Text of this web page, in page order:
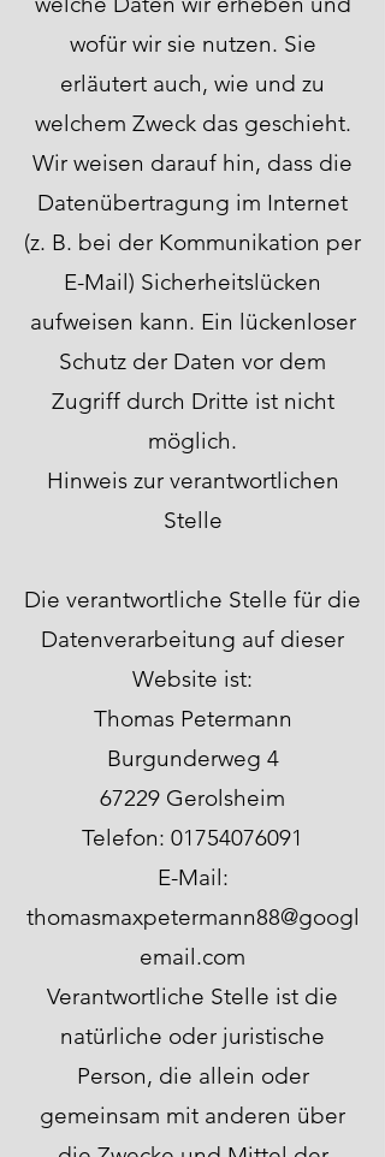
wofür wir sie nutzen. Sie
erläutert auch, wie und zu
welchem Zweck das geschieht.
Wir weisen darauf hin, dass die
Datenübertragung im Internet
(z. B. bei der Kommunikation per
E-Mail) Sicherheitslücken
aufweisen kann. Ein lückenloser
Schutz der Daten vor dem
Zugriff durch Dritte ist nicht
möglich.
Hinweis zur verantwortlichen
Stelle
Die verantwortliche Stelle für die
Datenverarbeitung auf dieser
Website ist:
Thomas Petermann
Burgunderweg 4
67229 Gerolsheim
Telefon: 01754076091
E-Mail:
thomasmaxpetermann88@googl
email.com
Verantwortliche Stelle ist die
natürliche oder juristische
Person, die allein oder
gemeinsam mit anderen über